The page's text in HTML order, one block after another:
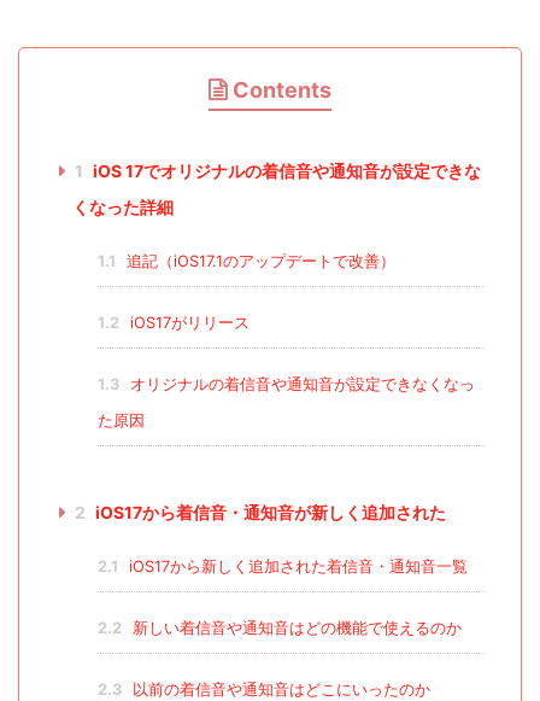
Contents
1 iOS 17でオリジナルの着信音や通知音が設定できな
くなった詳細
1.1 追記（iOS17.1のアップデートで改善）
1.2 iOS17がリリース
1.3
オリジナルの着信音や通知音が設定できなくなっ
た原因
2 iOS17から着信音・通知音が新しく追加された
2.1 iOS17から新しく追加された着信音・通知音一覧
2.2 新しい着信音や通知音はどの機能で使えるのか
2.3 以前の着信音や通知音はどこにいったのか